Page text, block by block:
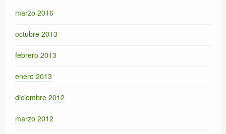
marzo 2016
octubre 2013
febrero 2013
enero 2013
diciembre 2012
marzo 2012